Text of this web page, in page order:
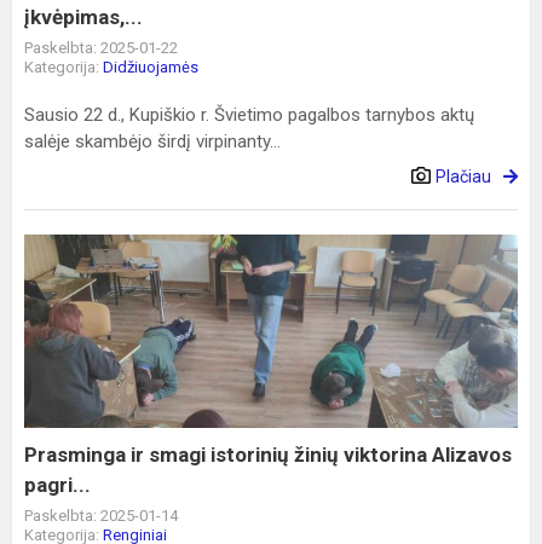
įkvėpimas,...
Paskelbta: 2025-01-22
Kategorija: Didžiuojamės
Sausio 22 d., Kupiškio r. Švietimo pagalbos tarnybos aktų
salėje skambėjo širdį virpinanty...
Plačiau
Prasminga
ir
smagi
istorinių
viktorina
Alizavos
pagri...
Prasminga ir smagi istorinių žinių viktorina Alizavos
pagri...
Paskelbta: 2025-01-14
Kategorija: Renginiai